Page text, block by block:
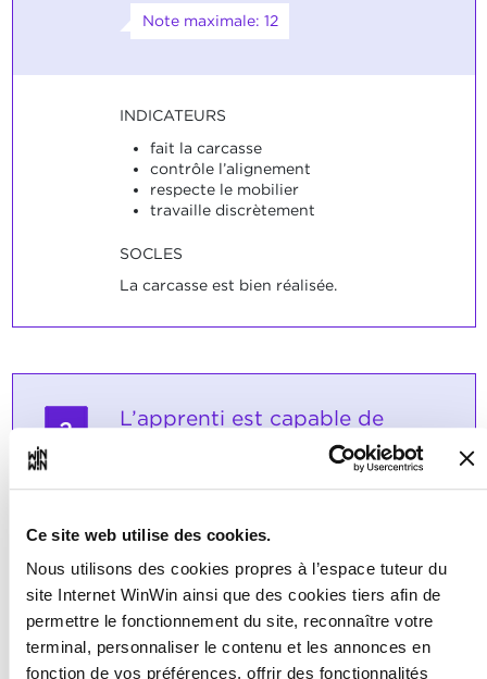
Ce site web utilise des cookies.
Nous utilisons des cookies propres à l’espace tuteur du
site Internet WinWin ainsi que des cookies tiers afin de
permettre le fonctionnement du site, reconnaître votre
terminal, personnaliser le contenu et les annonces en
fonction de vos préférences, offrir des fonctionnalités
Note maximale: 12
INDICATEURS
fait la carcasse
contrôle l’alignement
respecte le mobilier
travaille discrètement
SOCLES
La carcasse est bien réalisée.
2
L’apprenti est capable de
réaliser les différents travaux
INDICATEURS
choisit et prépare le matériel
fait la mise en place de la table